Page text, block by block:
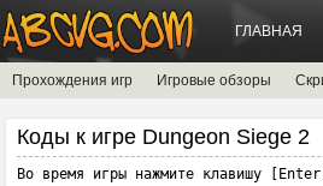
ГЛАВНАЯ
Прохождения игр Игровые обзоры
Коды к игре Dungeon Siege 2
Во время игры нажмите клавишу